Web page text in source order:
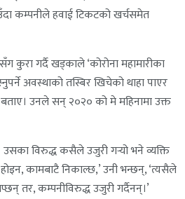
कम्पनीले हवाई टिकटको खर्चसमेत
कुरा गर्दै खड्काले ‘कोरोना महामारीका
अवस्थाको तस्बिर खिचेको थाहा पाएर
उनले सन् २०२० को मे महिनामा उक्त
विरुद्ध कसैले उजुरी गर्‍यो भने व्यक्ति
होइन, कामबाटै निकाल्छ,’ उनी भन्छन्, ‘त्यसैले
तर, कम्पनीविरुद्ध उजुरी गर्दैनन्।’